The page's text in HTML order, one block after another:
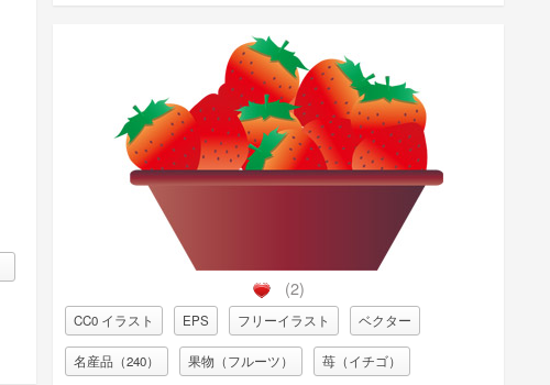
(2)
CC0 イラスト EPS フリーイラスト ベクター
名産品（240） 果物（フルーツ） 苺（イチゴ）